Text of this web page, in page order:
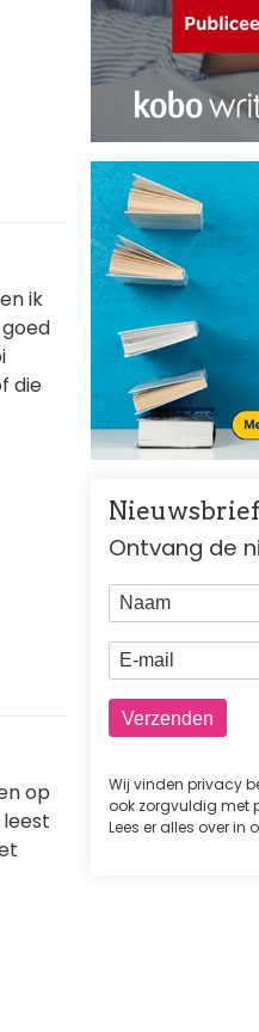
ik
die
op
Nieuwsbrief
Ontvang de
Naam
E-mail
Wij vinden privacy
ook zorgvuldig met
Lees er alles over in